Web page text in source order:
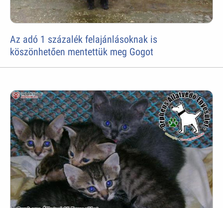
Az adó 1 százalék felajánlásoknak is
köszönhetően mentettük meg Gogot